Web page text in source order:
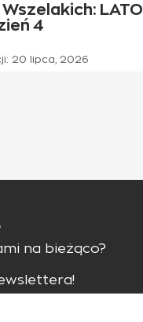
LATO
4
20 lipca, 2026
na bieżąco?